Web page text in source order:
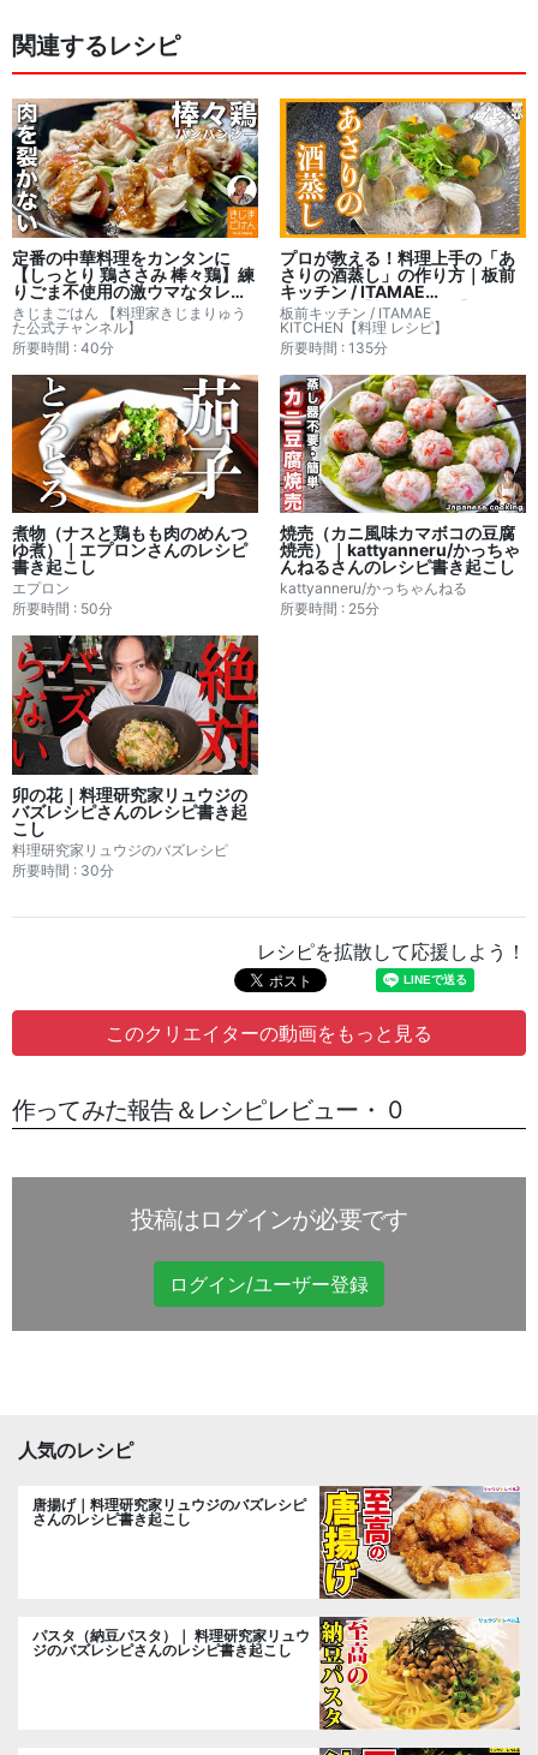
関連するレシピ
定番の中華料理をカンタンに
【しっとり 鶏ささみ 棒々鶏】練
りごま不使用の激ウマなタレの
作り方 キュウリとトマトが合
う！｜ きじまごはん 【料理家き
じまりゅうた公式チャンネル】
さんのレシピ書き起こし
きじまごはん 【料理家きじまりゅう
た公式チャンネル】
所要時間 : 40分
プロが教える！料理上手の「あ
さりの酒蒸し」の作り方｜板前
キッチン / ITAMAE
KITCHEN【料理 レシピ】さん
のレシピ書き起こし
板前キッチン / ITAMAE
KITCHEN【料理 レシピ】
所要時間 : 135分
煮物（ナスと鶏もも肉のめんつ
ゆ煮）｜エプロンさんのレシピ
書き起こし
エプロン
所要時間 : 50分
焼売（カニ風味カマボコの豆腐
焼売）｜kattyanneru/かっちゃ
んねるさんのレシピ書き起こし
kattyanneru/かっちゃんねる
所要時間 : 25分
卯の花｜料理研究家リュウジの
バズレシピさんのレシピ書き起
こし
料理研究家リュウジのバズレシピ
所要時間 : 30分
レシピを拡散して応援しよう！
このクリエイターの動画をもっと見る
作ってみた報告＆レシピレビュー・ 0
投稿はログインが必要です
ログイン/ユーザー登録
人気のレシピ
唐揚げ｜料理研究家リュウジのバズレシピ
さんのレシピ書き起こし
パスタ（納豆パスタ）｜ 料理研究家リュウ
ジのバズレシピさんのレシピ書き起こし